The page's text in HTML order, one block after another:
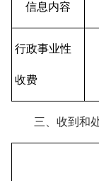
信息内容
行政事业性
收费
三、收到和